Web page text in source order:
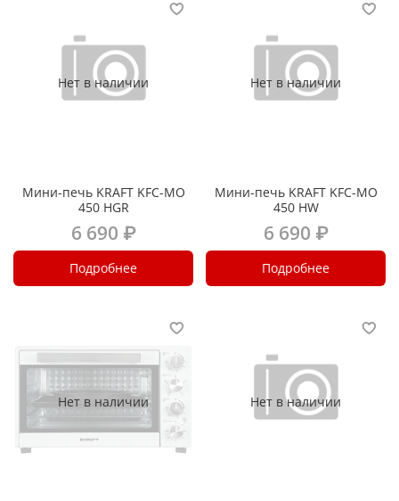
Нет в наличии
Мини-печь KRAFT KFC-MO
450 HGR
6 690 ₽
Подробнее
Нет в наличии
Мини-печь KRAFT KFC-MO
450 HW
6 690 ₽
Подробнее
Нет в наличии Нет в наличии